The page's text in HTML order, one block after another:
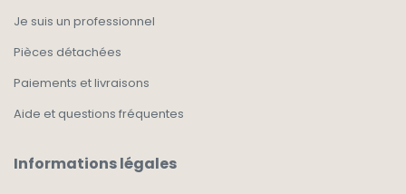
Je suis un professionnel
Pièces détachées
Paiements et livraisons
Aide et questions fréquentes
Informations légales